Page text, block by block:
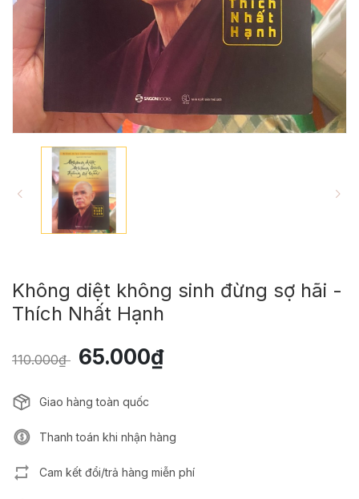
Không diệt không sinh đừng sợ hãi -
Thích Nhất Hạnh
110.000₫ 65.000₫
Giao hàng toàn quốc
Thanh toán khi nhận hàng
Cam kết đổi/trả hàng miễn phí